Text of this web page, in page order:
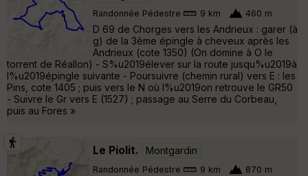
Randonnée Pédestre 9 km 460 m
D 69 de Chorges vers les Andrieux : garer (à
g) de la 3ème épingle à cheveux après les
Andrieux (cote 1350) (On domine à O le
torrent de Réallon) - S%u2019élever sur la route jusqu%u2019à
l%u2019épingle suivante - Poursuivre (chemin rural) vers E : les
Pins, cote 1405 ; puis vers le N où l%u2019on retrouve le GR50
- Suivre le Gr vers E (1527) ; passage au Serre du Corbeau,
puis au Fores »
Le Piolit. Montgardin
Randonnée Pédestre 9 km 870 m